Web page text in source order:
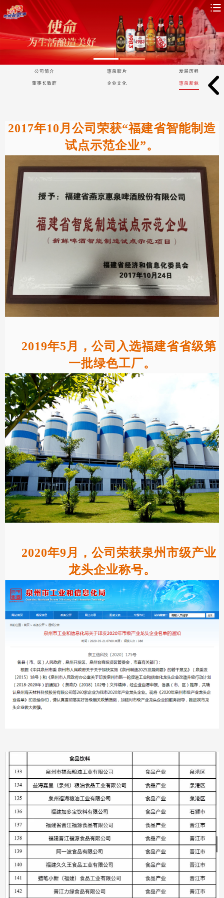
公司简介 惠泉胶片 发展历程
董事长致辞 企业文化 惠泉新貌
2017年10月公司荣获“福建省智能制造
试点示范企业”。
2019年5月，公司入选福建省省级第
一批绿色工厂。
2020年9月，公司荣获泉州市级产业
龙头企业称号。